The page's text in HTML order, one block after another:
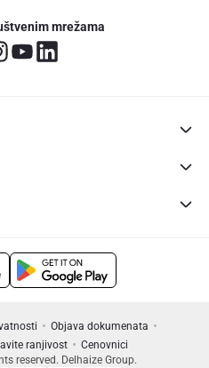
mrežama
Objava dokumenata
ranjivost
Cenovnici
reserved. Delhaize Group.